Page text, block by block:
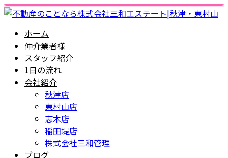
ホーム
仲介業者様
スタッフ紹介
1日の流れ
会社紹介
秋津店
東村山店
志木店
稲田堤店
株式会社三和管理
ブログ